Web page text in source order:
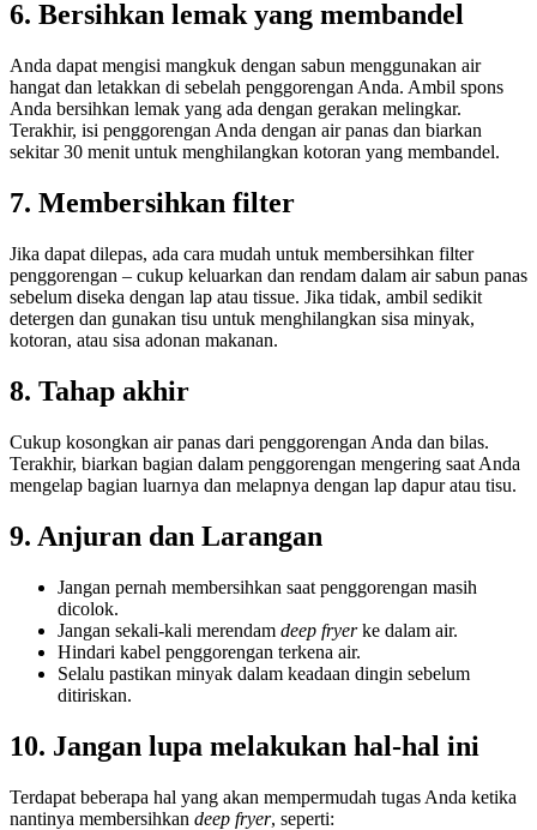
6. Bersihkan lemak yang membandel
Anda dapat mengisi mangkuk dengan sabun menggunakan air
hangat dan letakkan di sebelah penggorengan Anda. Ambil spons
Anda bersihkan lemak yang ada dengan gerakan melingkar.
Terakhir, isi penggorengan Anda dengan air panas dan biarkan
sekitar 30 menit untuk menghilangkan kotoran yang membandel.
7. Membersihkan filter
Jika dapat dilepas, ada cara mudah untuk membersihkan filter
penggorengan – cukup keluarkan dan rendam dalam air sabun panas
sebelum diseka dengan lap atau tissue. Jika tidak, ambil sedikit
detergen dan gunakan tisu untuk menghilangkan sisa minyak,
kotoran, atau sisa adonan makanan.
8. Tahap akhir
Cukup kosongkan air panas dari penggorengan Anda dan bilas.
Terakhir, biarkan bagian dalam penggorengan mengering saat Anda
mengelap bagian luarnya dan melapnya dengan lap dapur atau tisu.
9. Anjuran dan Larangan
Jangan pernah membersihkan saat penggorengan masih
dicolok.
Jangan sekali-kali merendam deep fryerke dalam air.
Hindari kabel penggorengan terkena air.
Selalu pastikan minyak dalam keadaan dingin sebelum
ditiriskan.
10. Jangan lupa melakukan hal-hal ini
Terdapat beberapa hal yang akan mempermudah tugas Anda ketika
nantinya membersihkan deep fryer, seperti: